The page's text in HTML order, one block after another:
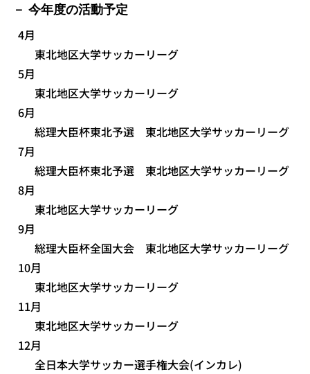
今年度の活動予定
4月
東北地区大学サッカーリーグ
5月
東北地区大学サッカーリーグ
6月
総理大臣杯東北予選 東北地区大学サッカーリーグ
7月
総理大臣杯東北予選 東北地区大学サッカーリーグ
8月
東北地区大学サッカーリーグ
9月
総理大臣杯全国大会 東北地区大学サッカーリーグ
10月
東北地区大学サッカーリーグ
11月
東北地区大学サッカーリーグ
12月
全日本大学サッカー選手権大会(インカレ)